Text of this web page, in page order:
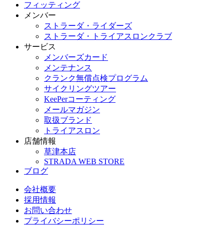
フィッティング
メンバー
ストラーダ・ライダーズ
ストラーダ・トライアスロンクラブ
サービス
メンバーズカード
メンテナンス
クランク無償点検プログラム
サイクリングツアー
KeePerコーティング
メールマガジン
取扱ブランド
トライアスロン
店舗情報
草津本店
STRADA WEB STORE
ブログ
会社概要
採用情報
お問い合わせ
プライバシーポリシー